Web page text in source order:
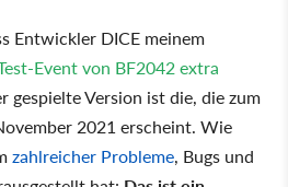
Entwickler DICE meinem
Event von BF2042 extra
gespielte Version ist die, die zum
2021 erscheint. Wie
zahlreicher Probleme, Bugs und